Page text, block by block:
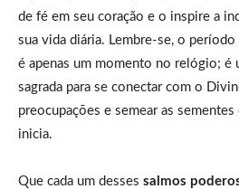
de fé em seu coração e o inspire a
sua vida diária. Lembre-se, o
é apenas um momento no relógio; é
sagrada para se conectar com o
preocupações e semear as
inicia.
Que cada um desses salmos